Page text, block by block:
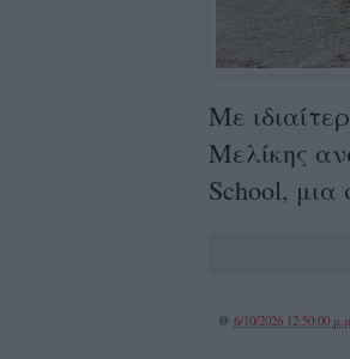
Με
Μελίκης
School, μια
@ 6/10/2026 12:50:00